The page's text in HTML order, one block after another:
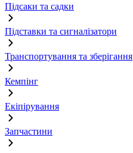
Підсаки та садки
Підставки та сигналізатори
Транспортування та зберігання
Кемпінг
Екіпірування
Запчастини